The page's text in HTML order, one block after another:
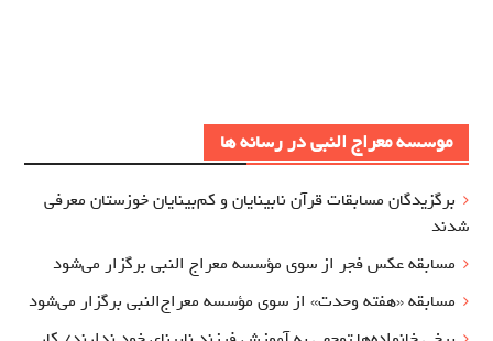
موسسه معراج النبی در رسانه ها
برگزيدگان مسابقات قرآن نابینایان و کم‌بینایان خوزستان معرفي
شدند
مسابقه عکس فجر از سوی مؤسسه معراج‌ النبی برگزار می‌شود
مسابقه «هفته وحدت» از سوی مؤسسه معراج‌النبی برگزار می‌شود